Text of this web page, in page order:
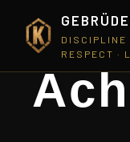
DISCIPLINE
RESPECT ·